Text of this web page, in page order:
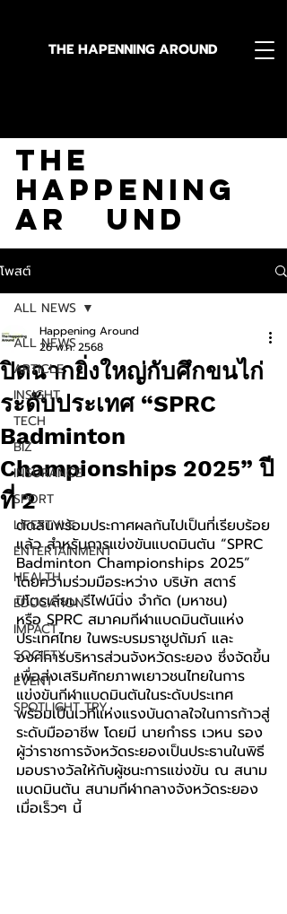
THE HAPENNING AROUND
The
Happening
Ar und
โพสต์
ALL NEWS
ARTICLE
INSIGHT
TECH
BIZ
INSURANCE
SPORT
LIFESTYLE
ENTERTAINMENT
HEALTH
EDUCATION
IMPACT
SOCIETY
EVENT
SPOTLIGHT TRY
ALL NEWS
ปิดฉากยิ่งใหญ่กับศึกขนไก่
ระดับประเทศ “SPRC
Badminton
Championships 2025” ปี
ที่ 2
Happening Around
26 พ.ค. 2568
ตัดสินพร้อมประกาศผลกันไปเป็นที่เรียบร้อย
แล้ว สำหรับการแข่งขันแบดมินตัน “SPRC
Badminton Championships 2025”
โดยความร่วมมือระหว่าง บริษัท สตาร์
ปิโตรเลียม รีไฟน์นิ่ง จำกัด (มหาชน)
หรือ SPRC สมาคมกีฬาแบดมินตันแห่ง
ประเทศไทย ในพระบรมราชูปถัมภ์ และ
องค์การบริหารส่วนจังหวัดระยอง ซึ่งจัดขึ้น
เพื่อส่งเสริมศักยภาพเยาวชนไทยในการ
แข่งขันกีฬาแบดมินตันในระดับประเทศ
พร้อมเป็นเวทีแห่งแรงบันดาลใจในการก้าวสู่
ระดับมืออาชีพ โดยมี นายกำธร เวหน รอง
ผู้ว่าราชการจังหวัดระยองเป็นประธานในพิธี
มอบรางวัลให้กับผู้ชนะการแข่งขัน ณ สนาม
แบดมินตัน สนามกีฬากลางจังหวัดระยอง
เมื่อเร็วๆ นี้